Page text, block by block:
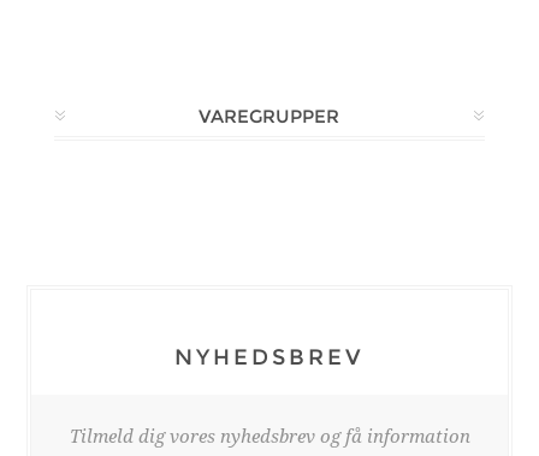
VAREGRUPPER
NYHEDSBREV
Tilmeld dig vores nyhedsbrev og få information